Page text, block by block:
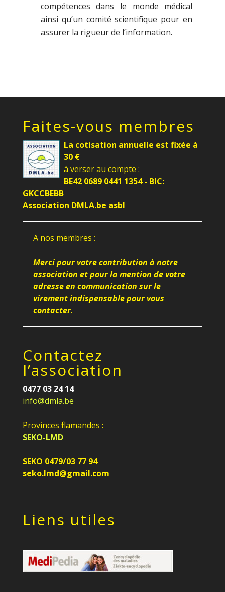
compétences dans le monde médical
ainsi qu’un comité scientifique pour en
assurer la rigueur de l’information.
Faites-vous membres
La cotisation annuelle est fixée à
30 €
à verser au compte :
BE42 0689 0441 1354 - BIC:
GKCCBEBB
Association DMLA.be asbl
A nos membres :
Merci pour votre contribution à notre
association et pour la mention devotre
adresse en communication sur le
virementindispensable pour vous
contacter.
Contactez
l’association
0477 03 24 14
info@dmla.be
Provinces flamandes :
SEKO-LMD
SEKO 0479/03 77 94
seko.lmd@gmail.com
Liens utiles